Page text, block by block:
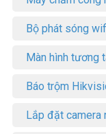
Bộ phát sóng
Màn hình tương
Báo trộm
Lắp đặt camera